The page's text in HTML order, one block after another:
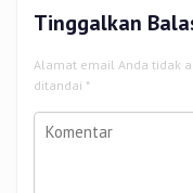
Tinggalkan
Alamat email Anda tidak
ditandai *